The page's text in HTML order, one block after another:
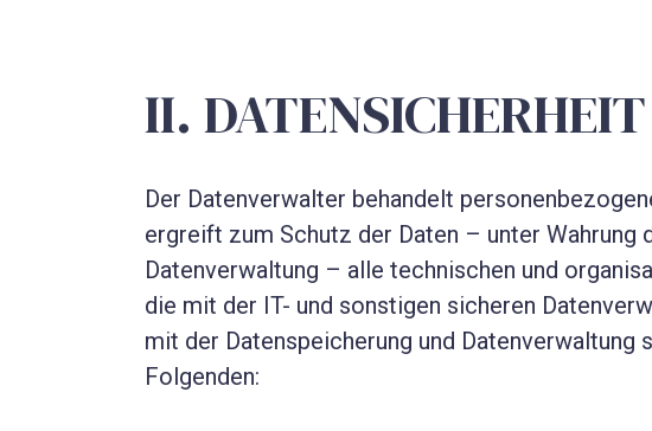
II. DATENSICHERHEIT
Der Datenverwalter behandelt
ergreift zum Schutz der Daten – unter Wahrung
Datenverwaltung – alle technischen und
die mit der IT- und sonstigen sicheren
mit der Datenspeicherung und Datenverwaltung
Folgenden: